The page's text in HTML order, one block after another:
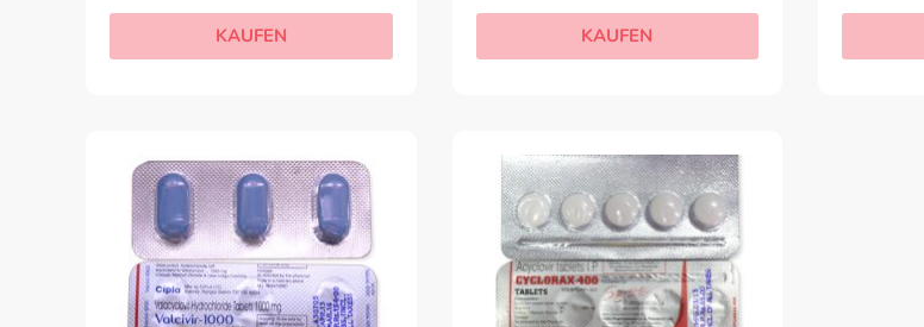
KAUFEN KAUFEN